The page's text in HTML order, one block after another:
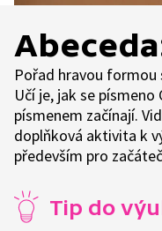
Pořad hravou formou
Učí je, jak se
písmenem začínají.
doplňková aktivita k
především pro
Tip do